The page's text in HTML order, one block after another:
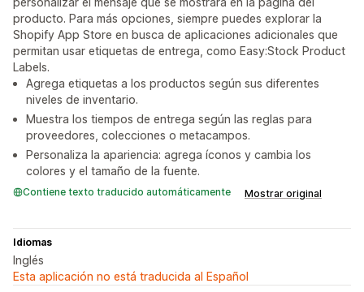
producto. Para más opciones, siempre puedes explorar la
Shopify App Store en busca de aplicaciones adicionales que
permitan usar etiquetas de entrega, como Easy:Stock Product
Labels.
Agrega etiquetas a los productos según sus diferentes
niveles de inventario.
Muestra los tiempos de entrega según las reglas para
proveedores, colecciones o metacampos.
Personaliza la apariencia: agrega íconos y cambia los
colores y el tamaño de la fuente.
Contiene texto traducido automáticamente Mostrar original
Idiomas
Inglés
Esta aplicación no está traducida al Español